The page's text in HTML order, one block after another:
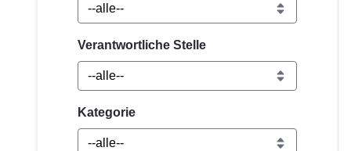
Verantwortliche Stelle
Kategorie